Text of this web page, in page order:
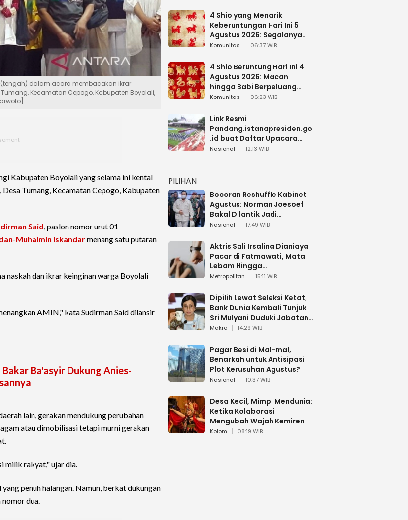
(tengah) dalam acara membacakan ikrar
Kecamatan Cepogo, Kabupaten Boyolali,
Kabupaten Boyolali yang selama ini kental
Tumang, Kecamatan Cepogo, Kabupaten
Said, paslon nomor urut 01
-Muhaimin Iskandarmenang satu putaran
naskah dan ikrar keinginan warga Boyolali
AMIN," kata Sudirman Said dilansir
Ba'asyir Dukung Anies-
lain, gerakan mendukung perubahan
atau dimobilisasi tetapi murni gerakan
milik rakyat," ujar dia.
penuh halangan. Namun, berkat dukungan
dua.
4 Shio yang Menarik
Keberuntungan Hari Ini 5
Agustus 2026: Segalanya
Berjalan Lancar
Komunitas 06:37 WIB
4 Shio Beruntung Hari Ini 4
Agustus 2026: Macan
hingga Babi Berpeluang
Dapat Kabar Baik
Komunitas 06:23 WIB
Link Resmi
Pandang.istanapresiden.go
.id buat Daftar Upacara
Bendera HUT RI di Istana
Nasional 12:13 WIB
PILIHAN
Bocoran Reshuffle Kabinet
Agustus: Norman Joesoef
Bakal Dilantik Jadi
Wamenhan RI
Nasional 17:49 WIB
Aktris Sali Irsalina Dianiaya
Pacar di Fatmawati, Mata
Lebam Hingga
Diselamatkan Polantas
Metropolitan 15:11 WIB
Dipilih Lewat Seleksi Ketat,
Bank Dunia Kembali Tunjuk
Sri Mulyani Duduki Jabatan
Strategis
Makro 14:29 WIB
Pagar Besi di Mal-mal,
Benarkah untuk Antisipasi
Plot Kerusuhan Agustus?
Nasional 10:37 WIB
Desa Kecil, Mimpi Mendunia:
Ketika Kolaborasi
Mengubah Wajah Kemiren
Kolom 08:19 WIB